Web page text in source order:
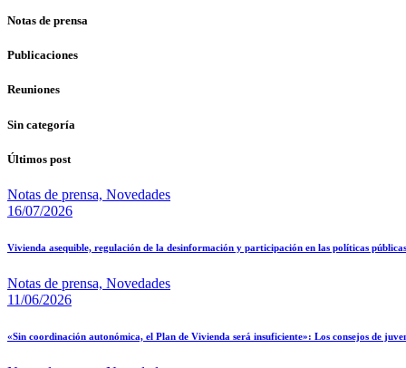
Notas de prensa
Publicaciones
Reuniones
Sin categoría
Últimos post
Notas de prensa, Novedades
16/07/2026
Vivienda asequible, regulación de la desinformación y participación en las políticas
Notas de prensa, Novedades
11/06/2026
«Sin coordinación autonómica, el Plan de Vivienda será insuficiente»: Los consejos de